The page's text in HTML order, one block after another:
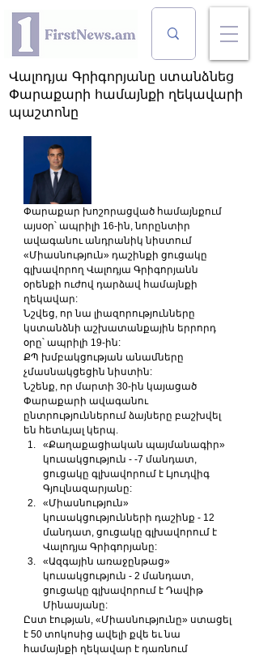
Վալոդյա Գրիգորյանը ստանձնեց
Փարաքարի համայնքի ղեկավարի
պաշտոնը
Փարաքար խոշորացված համայնքում
այսօր՝ ապրիլի 16-ին, նորընտիր
ավագանու անդրանիկ նիստում
«Միասնություն» դաշինքի ցուցակը
գլխավորող Վալոդյա Գրիգորյանն
օրենքի ուժով դարձավ համայնքի
ղեկավար:
Նշվեց, որ նա լիազորությունները
կստանձնի աշխատանքային երրորդ
օրը՝ ապրիլի 19-ին:
ՔՊ խմբակցության անամները
չմասնակցեցին նիստին:
Նշենք, որ մարտի 30-ին կայացած
Փարաքարի ավագանու
ընտրություններում ձայները բաշխվել
են հետևյալ կերպ.
«Քաղաքացիական պայմանագիր»
կուսակցություն - -7 մանդատ,
ցուցակը գլխավորում է Լյուդվիգ
Գյուլնազարյանը:
«Միասնություն»
կուսակցությունների դաշինք - 12
մանդատ, ցուցակը գլխավորում է
Վալոդյա Գրիգորյանը:
«Ազգային առաջընթաց»
կուսակցություն - 2 մանդատ,
ցուցակը գլխավորում է Դավիթ
Մինասյանը:
Ըստ էության, «Միասնությունը» ստացել
է 50 տոկոսից ավելի քվե եւ նա
համայնքի ղեկավար է դառնում